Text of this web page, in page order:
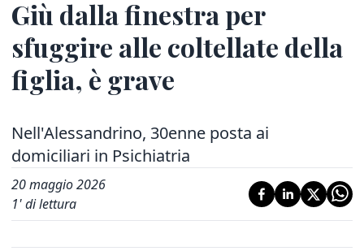
Giù dalla finestra per
sfuggire alle coltellate della
figlia, è grave
Nell'Alessandrino, 30enne posta ai
domiciliari in Psichiatria
20 maggio 2026
1' di lettura